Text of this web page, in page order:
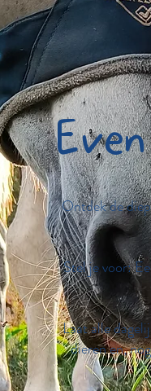
Ontdek de
Stel je voor:
Laat alle
dieren en,